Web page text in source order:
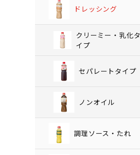
ドレッシング
クリーミー・乳化タ
イプ
セパレートタイプ
ノンオイル
調理ソース・たれ